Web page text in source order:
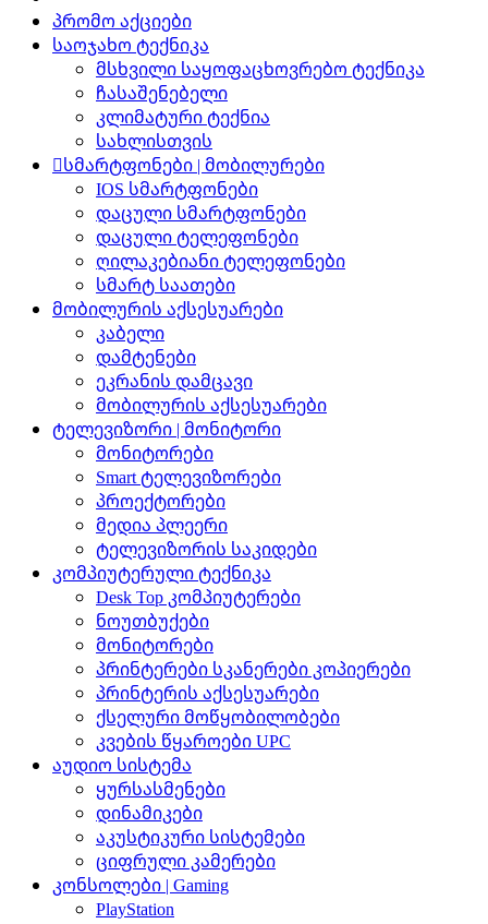
პრომო აქციები
საოჯახო ტექნიკა
მსხვილი საყოფაცხოვრებო ტექნიკა
ჩასაშენებელი
კლიმატური ტექნია
სახლისთვის
სმარტფონები | მობილურები
IOS სმარტფონები
დაცული სმარტფონები
დაცული ტელეფონები
ღილაკებიანი ტელეფონები
სმარტ საათები
მობილურის აქსესუარები
კაბელი
დამტენები
ეკრანის დამცავი
მობილურის აქსესუარები
ტელევიზორი | მონიტორი
მონიტორები
Smart ტელევიზორები
პროექტორები
მედია პლეერი
ტელევიზორის საკიდები
კომპიუტერული ტექნიკა
Desk Top კომპიუტერები
ნოუთბუქები
მონიტორები
პრინტერები სკანერები კოპიერები
პრინტერის აქსესუარები
ქსელური მოწყობილობები
კვების წყაროები UPC
აუდიო სისტემა
ყურსასმენები
დინამიკები
აკუსტიკური სისტემები
ციფრული კამერები
კონსოლები | Gaming
PlayStation